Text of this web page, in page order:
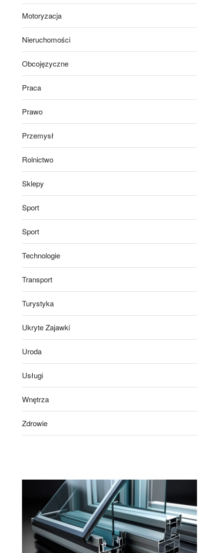
Motoryzacja
Nieruchomości
Obcojęzyczne
Praca
Prawo
Przemysł
Rolnictwo
Sklepy
Sport
Sport
Technologie
Transport
Turystyka
Ukryte Zajawki
Uroda
Usługi
Wnętrza
Zdrowie